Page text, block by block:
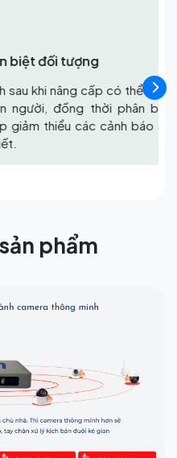
đối tượng
nâng cấp có thể nhận
đồng thời phân biệt
thiểu các cảnh báo sai
phẩm